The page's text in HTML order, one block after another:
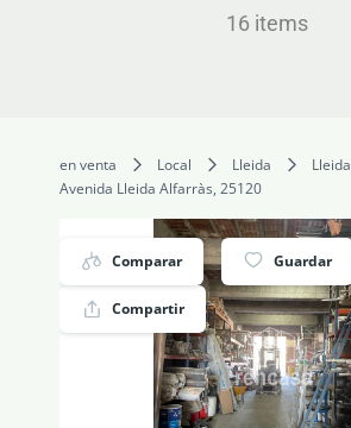
SERVICIOS
CONOCENOS
16 items
en venta Local Lleida Lleida
Avenida Lleida Alfarràs, 25120
Comparar Guardar
Compartir